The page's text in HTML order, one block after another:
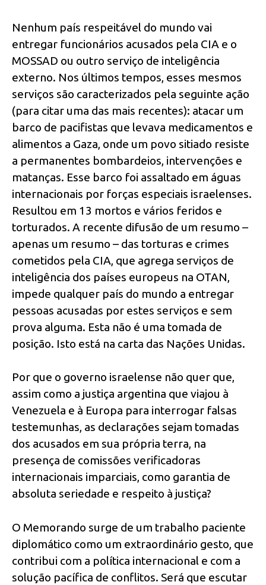
Nenhum país respeitável do mundo vai
entregar funcionários acusados pela CIA e o
MOSSAD ou outro serviço de inteligência
externo. Nos últimos tempos, esses mesmos
serviços são caracterizados pela seguinte ação
(para citar uma das mais recentes): atacar um
barco de pacifistas que levava medicamentos e
alimentos a Gaza, onde um povo sitiado resiste
a permanentes bombardeios, intervenções e
matanças. Esse barco foi assaltado em águas
internacionais por forças especiais israelenses.
Resultou em 13 mortos e vários feridos e
torturados. A recente difusão de um resumo –
apenas um resumo – das torturas e crimes
cometidos pela CIA, que agrega serviços de
inteligência dos países europeus na OTAN,
impede qualquer país do mundo a entregar
pessoas acusadas por estes serviços e sem
prova alguma. Esta não é uma tomada de
posição. Isto está na carta das Nações Unidas.
Por que o governo israelense não quer que,
assim como a justiça argentina que viajou à
Venezuela e à Europa para interrogar falsas
testemunhas, as declarações sejam tomadas
dos acusados em sua própria terra, na
presença de comissões verificadoras
internacionais imparciais, como garantia de
absoluta seriedade e respeito à justiça?
O Memorando surge de um trabalho paciente
diplomático como um extraordinário gesto, que
contribui com a política internacional e com a
solução pacífica de conflitos. Será que escutar